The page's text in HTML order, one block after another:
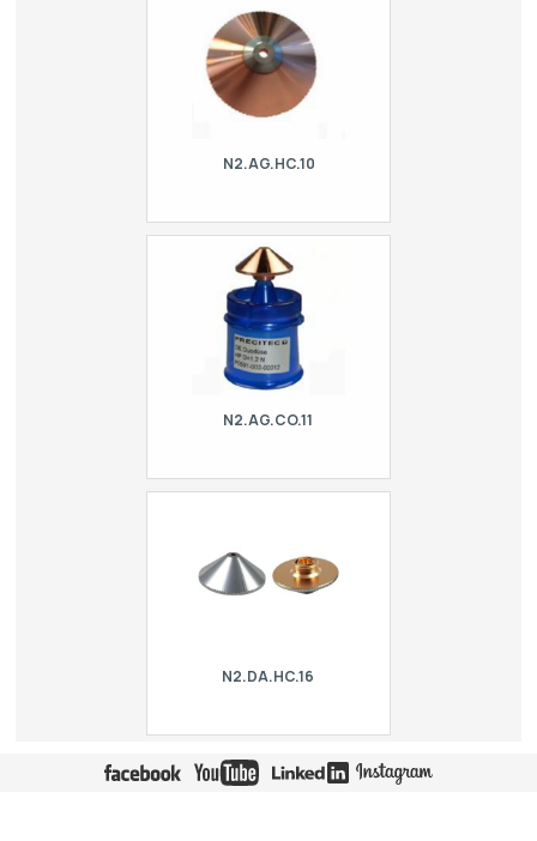
Danobat, Durma, Ermaksan, Esab,
Finn-Powe…
N2.AG.HC.10
Precitec - hard chrome at the tip. For
laser Adira, BallBLM | Adige, CR
Electronic, Cutlite Penta, Danobat,
Durma, Erma…
N2.AG.CO.11
N2.DA.HC.16
For laser Adira, Balliu, BLM | Adige, CR
Electronic, Cutlite Penta, Danobat,